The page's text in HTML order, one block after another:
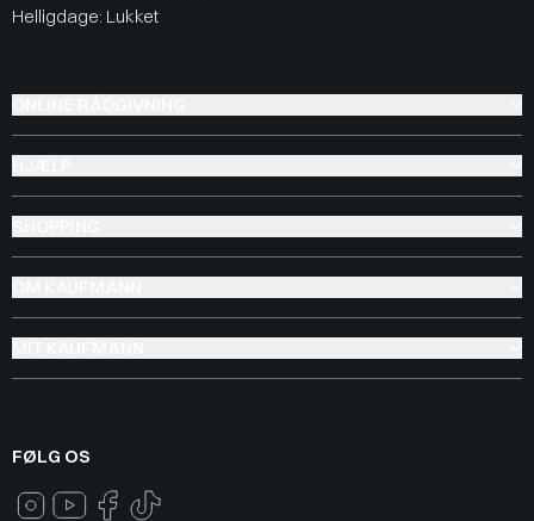
Helligdage: Lukket
FØLG OS